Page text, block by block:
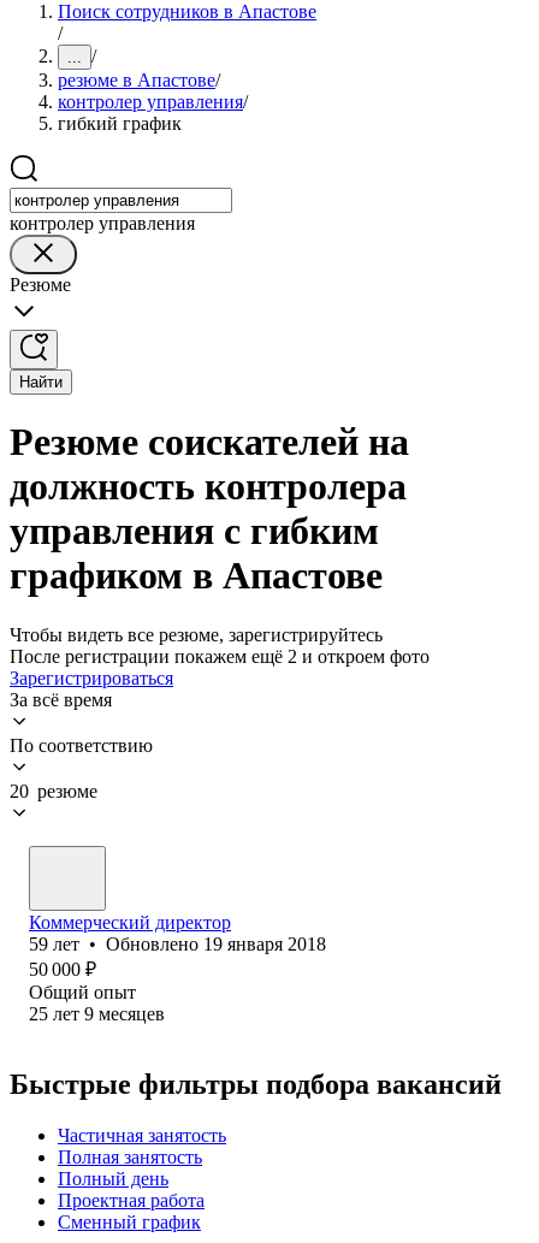
Поиск сотрудников в Апастове
/
... /
резюме в Апастове/
контролер управления/
гибкий график
контролер управления
Резюме
Найти
Резюме соискателей на
должность контролера
управления с гибким
графиком в Апастове
Чтобы видеть все резюме, зарегистрируйтесь
После регистрации покажем ещё 2 и откроем фото
Зарегистрироваться
За всё время
По соответствию
20 резюме
Коммерческий директор
59 лет • Обновлено 19 января 2018
50 000 ₽
Общий опыт
25 лет 9 месяцев
Быстрые фильтры подбора вакансий
Частичная занятость
Полная занятость
Полный день
Проектная работа
Сменный график